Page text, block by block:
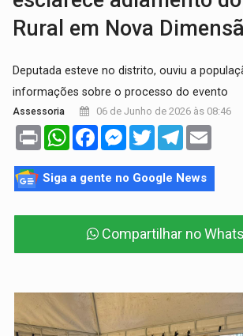
Rural em Nova
Deputada esteve no distrito, ouviu a
informações sobre o processo do evento
Assessoria 06 de Junho de 2026 às 08:46
Print WhatsAppFacebookMessenger
TwitterTelegram
Siga a gente no Google News
Compartilhar no